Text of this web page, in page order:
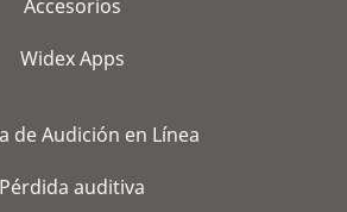
Accesorios
Widex Apps
de Audición en Línea
Pérdida auditiva